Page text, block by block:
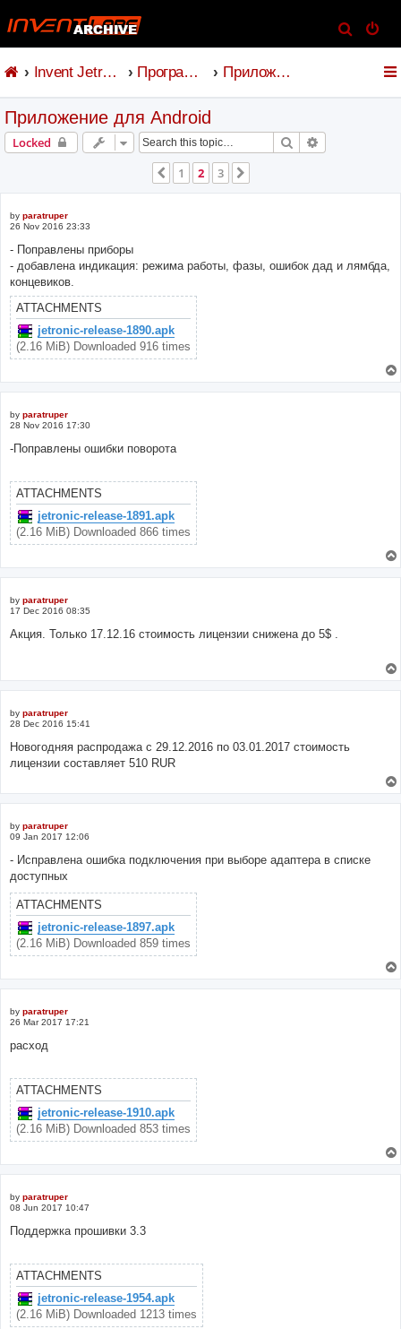
e
Invent Jetronic Программное обеспечение Приложение для Android
Приложение для Android
Locked Search
Previous
1 2 3
by paratruper
26 Nov 2016 23:33
- Поправлены приборы
- добавлена индикация: режима работы, фазы, ошибок дад и лямбда,
концевиков.
ATTACHMENTS
jetronic-release-1890.apk
(2.16 MiB) Downloaded 916 times
by paratruper
28 Nov 2016 17:30
-Поправлены ошибки поворота
ATTACHMENTS
jetronic-release-1891.apk
(2.16 MiB) Downloaded 866 times
by paratruper
17 Dec 2016 08:35
Акция. Только 17.12.16 стоимость лицензии снижена до 5$ .
by paratruper
28 Dec 2016 15:41
Новогодняя распродажа с 29.12.2016 по 03.01.2017 стоимость
лицензии составляет 510 RUR
by paratruper
09 Jan 2017 12:06
- Исправлена ошибка подключения при выборе адаптера в списке
доступных
ATTACHMENTS
jetronic-release-1897.apk
(2.16 MiB) Downloaded 859 times
by paratruper
26 Mar 2017 17:21
расход
ATTACHMENTS
jetronic-release-1910.apk
(2.16 MiB) Downloaded 853 times
by paratruper
08 Jun 2017 10:47
Поддержка прошивки 3.3
ATTACHMENTS
jetronic-release-1954.apk
(2.16 MiB) Downloaded 1213 times